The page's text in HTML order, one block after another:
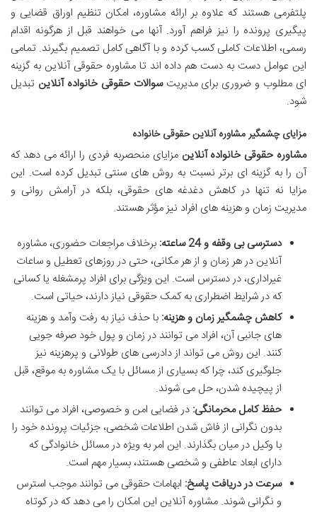
پلتفرمی هستند که علاوه بر ارائه مشاوره، امکان تنظیم اوراق قضایی و
پیگیری پرونده را نیز فراهم آورد. آنها می خواهند قبل از هرگونه اقدام
رسمی، اطلاعات کاملی کسب کرده و با آگاهی کامل تصمیم بگیرند. تمامی
این عوامل دست به دست هم داده اند تا مشاوره حقوقی آنلاین به گزینه
ای مطلوب و ضروری برای مدیریتسوالات حقوقی خانواده آنلاین تبدیل
شود.
مزایای چشمگیر مشاوره آنلاین حقوقی خانواده
مشاوره حقوقی خانواده آنلاین مزایای منحصربه فردی را ارائه می دهد که
آن را به گزینه ای برتر نسبت به روش های سنتی تبدیل کرده است. این
مزایا نه تنها در کاهش دغدغه های حقوقی، بلکه در آرامش روانی و
مدیریت زمان و هزینه های افراد نیز مؤثر هستند.
دسترسی بی وقفه و 24 ساعته:
برخلاف مراجعات حضوری، مشاوره
آنلاین در هر زمان و از هر مکانی، حتی در روزهای تعطیل و ساعات
غیراداری، در دسترس است. این ویژگی برای افراد پرمشغله یا کسانی
که در شرایط اضطراری به کمک حقوقی نیاز دارند، حیاتی است.
کاهش چشمگیر زمان و هزینه: با حذف نیاز به رفت وآمد و هزینه
های جانبی آن، افراد می توانند در زمان و پول خود صرفه جویی
کنند. این روش می تواند از دادرسی های طولانی و پرهزینه نیز
جلوگیری کند، چرا که بسیاری از مسائل با یک مشاوره به موقع، قبل
از پیچیده شدن، حل می شوند.
حفظ کامل محرمانگی: در فضایی امن و خصوصی، افراد می توانند
بدون نگرانی از فاش شدن اطلاعات شخصی، جزئیات پرونده خود را
با وکیل در میان بگذارند. این امر به ویژه در مسائل خانوادگی که
دارای ابعاد عاطفی و شخصی هستند، بسیار مهم است.
سرعت در دریافت پاسخ: ابهامات حقوقی می توانند موجب استرس
و نگرانی شوند. مشاوره آنلاین این امکان را می دهد که در کوتاه